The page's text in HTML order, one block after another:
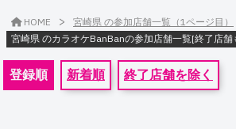
HOME > 宮崎県 の参加店舗一覧（1ページ目）
宮崎県 のカラオケBanBanの参加店舗一覧[終了店舗
登録順 新着順 終了店舗を除く